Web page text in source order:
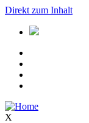
Direkt zum Inhalt
X